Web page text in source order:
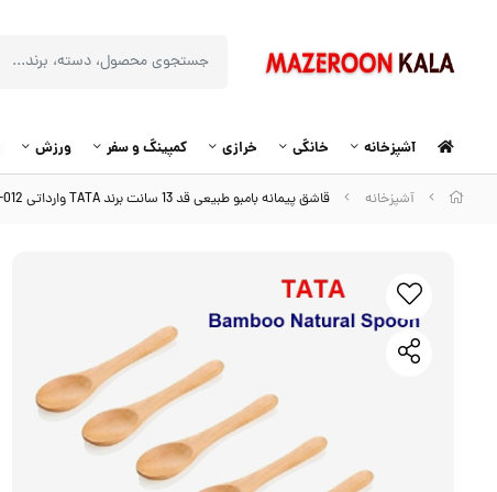
آشپزخانه خانگی خرازی کمپینگ و سفر ورزش
آشپزخانه قاشق پیمانه بامبو طبیعی قد 13 سانت برند TATA وارداتی HGA-012